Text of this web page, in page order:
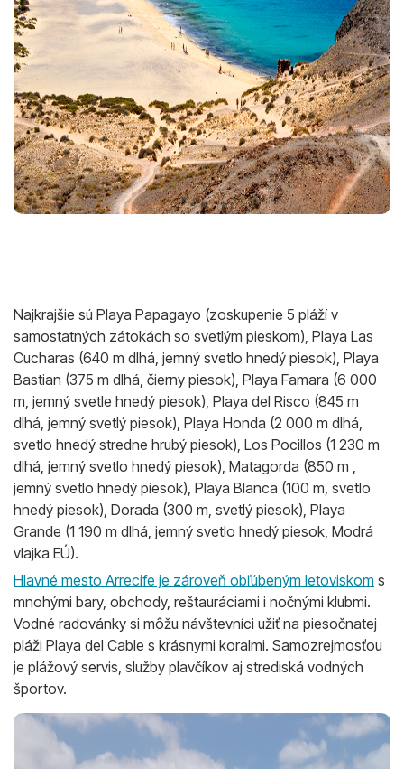
Najkrajšie sú Playa Papagayo (zoskupenie 5 pláží v
samostatných zátokách so svetlým pieskom), Playa Las
Cucharas (640 m dlhá, jemný svetlo hnedý piesok), Playa
Bastian (375 m dlhá, čierny piesok), Playa Famara (6 000
m, jemný svetle hnedý piesok), Playa del Risco (845 m
dlhá, jemný svetlý piesok), Playa Honda (2 000 m dlhá,
svetlo hnedý stredne hrubý piesok), Los Pocillos (1 230 m
dlhá, jemný svetlo hnedý piesok), Matagorda (850 m ,
jemný svetlo hnedý piesok), Playa Blanca (100 m, svetlo
hnedý piesok), Dorada (300 m, svetlý piesok), Playa
Grande (1 190 m dlhá, jemný svetlo hnedý piesok, Modrá
vlajka EÚ).
Hlavné mesto Arrecife je zároveň obľúbeným letoviskom s
mnohými bary, obchody, reštauráciami i nočnými klubmi.
Vodné radovánky si môžu návštevníci užiť na piesočnatej
pláži Playa del Cable s krásnymi koralmi. Samozrejmosťou
je plážový servis, služby plavčíkov aj strediská vodných
športov.